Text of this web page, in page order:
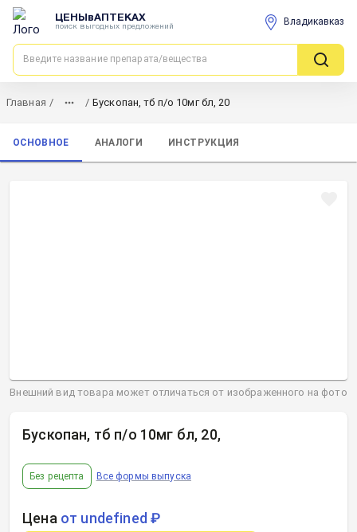
ЦЕНЫвАПТЕКАХ
поиск выгодных предложений Владикавказ
Главная / / Бускопан, тб п/о 10мг бл, 20
ОСНОВНОЕ АНАЛОГИ ИНСТРУКЦИЯ
Бускопан, тб п/о 10мг бл, 20,
Без рецепта Все формы выпуска
Цена от undefined ₽
Внешний вид товара может отличаться от изображенного на фото